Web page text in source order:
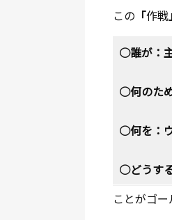
この 「作戦」
○誰が：
○何のた
○何を：
○どうす
ことがゴー